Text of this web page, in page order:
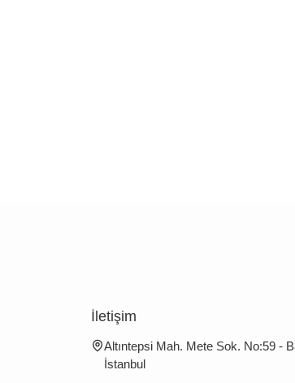
İletişim
Altıntepsi Mah. Mete Sok. No:59 -
İstanbul